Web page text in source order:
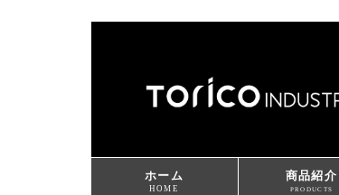
ホーム
HOME
商品紹介
PRODUCTS